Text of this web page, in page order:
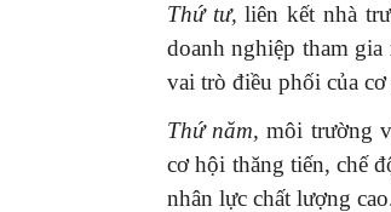
Thứ tư, liên kết nhà
doanh nghiệp tham
vai trò điều phối của
Thứ năm, môi trường
cơ hội thăng tiến, chế
nhân lực chất lượng